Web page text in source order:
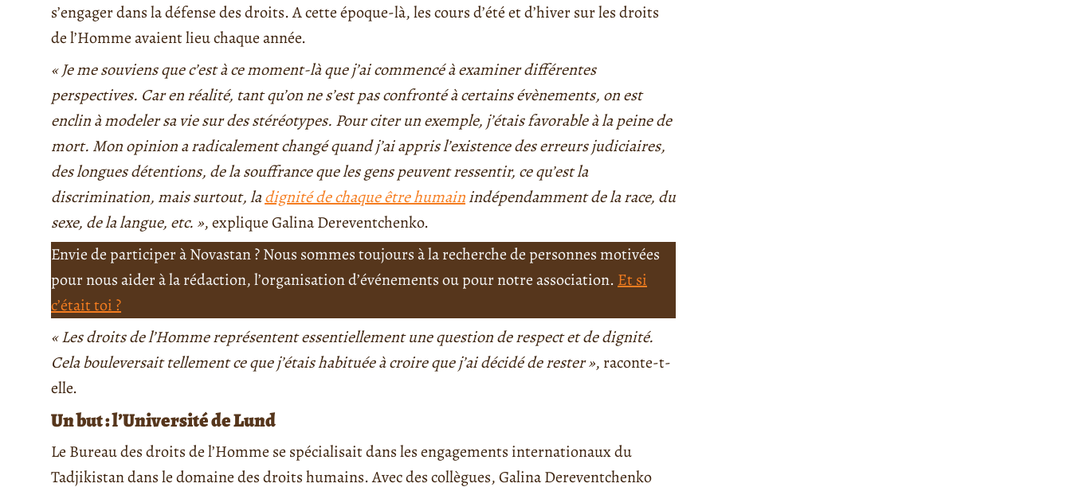
s’engager dans la défense des droits. A cette époque-là, les cours d’été et d’hiver sur les droits
de l’Homme avaient lieu chaque année.
« Je me souviens que c’est à ce moment-là que j’ai commencé à examiner différentes
perspectives. Car en réalité, tant qu’on ne s’est pas confronté à certains évènements, on est
enclin à modeler sa vie sur des stéréotypes. Pour citer un exemple, j’étais favorable à la peine de
mort. Mon opinion a radicalement changé quand j’ai appris l’existence des erreurs judiciaires,
des longues détentions, de la souffrance que les gens peuvent ressentir, ce qu’est la
discrimination, mais surtout, ladignité de chaque être humainindépendamment de la race, du
sexe, de la langue, etc. », explique Galina Dereventchenko.
Envie de participer à Novastan ? Nous sommes toujours à la recherche de personnes motivées
pour nous aider à la rédaction, l’organisation d’événements ou pour notre association. Et si
c’était toi ?
« Les droits de l’Homme représentent essentiellement une question de respect et de dignité.
Cela bouleversait tellement ce que j’étais habituée à croire que j’ai décidé de rester », raconte-t-
elle.
Un but : l’Université de Lund
Le Bureau des droits de l’Homme se spécialisait dans les engagements internationaux du
Tadjikistan dans le domaine des droits humains. Avec des collègues, Galina Dereventchenko